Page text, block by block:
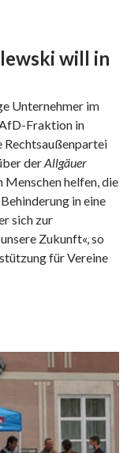
will in
Unternehmer im
Fraktion in
Rechtsaußenpartei
derAllgäuer
helfen, die
in eine
sich zur
Zukunft«, so
für Vereine